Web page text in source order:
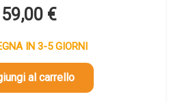
59,00 €
IN 3-5 GIORNI
al carrello